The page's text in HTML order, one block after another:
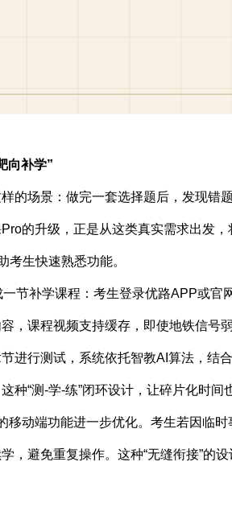
向补学”
的场景：做完一套选择题后，发现错
的升级，正是从这类真实需求出发，
考生快速熟悉功能。
节补学课程：考生登录优路APP或官
，课程视频支持缓存，即使地铁信号
进行测试，系统依托智教AI算法，结
种“测-学-练”闭环设计，让碎片化时间
移动端功能进一步优化。考生若因临
，避免重复操作。这种“无缝衔接”的